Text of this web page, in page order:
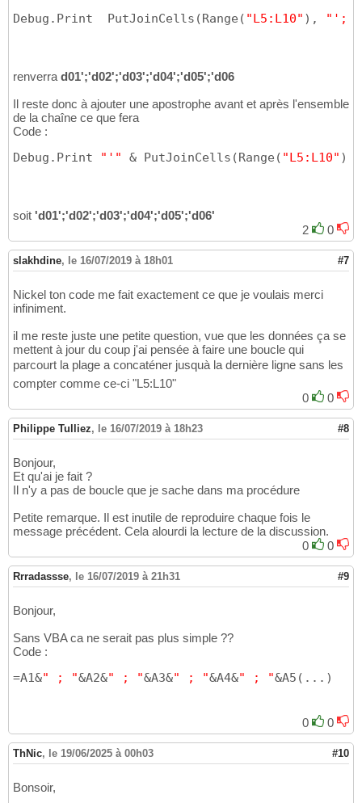
Debug.Print  PutJoinCells (Range ( "L5:L10" ) , "';'"
renverra d01';'d02';'d03';'d04';'d05';'d06
Il reste donc à ajouter une apostrophe avant et après l'ensemble
de la chaîne ce que fera
Code :
Debug.Print "'" & PutJoinCells (Range ( "L5:L10" )
soit 'd01';'d02';'d03';'d04';'d05';'d06'
2
0
slakhdine, le 16/07/2019 à 18h01 #7
Nickel ton code me fait exactement ce que je voulais merci
infiniment.
il me reste juste une petite question, vue que les données ça se
mettent à jour du coup j'ai pensée à faire une boucle qui
parcourt la plage a concaténer jusquà la dernière ligne sans les
compter comme ce-ci "L5:L10"
0
0
Philippe Tulliez, le 16/07/2019 à 18h23 #8
Bonjour,
Et qu'ai je fait ?
Il n'y a pas de boucle que je sache dans ma procédure
Petite remarque. Il est inutile de reproduire chaque fois le
message précédent. Cela alourdi la lecture de la discussion.
0
0
Rrradassse, le 16/07/2019 à 21h31 #9
Bonjour,
Sans VBA ca ne serait pas plus simple ??
Code :
=A1&" ; "&A2&" ; "&A3&" ; "&A4&" ; "&A5 ( ... )
0 0
ThNic, le 19/06/2025 à 00h03 #10
Bonsoir,